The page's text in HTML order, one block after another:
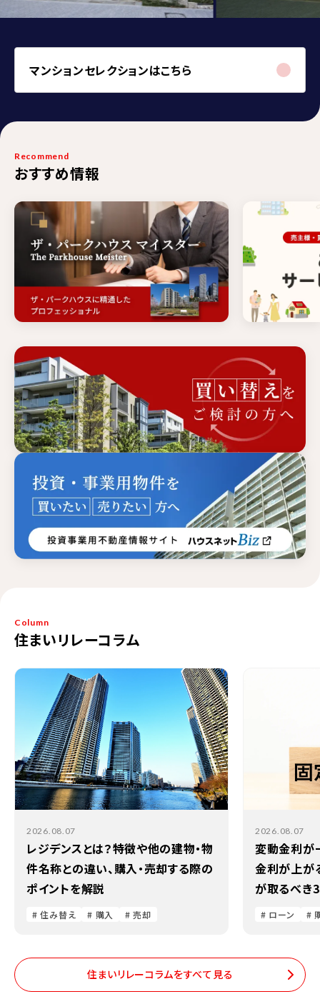
マンションセレクションはこちら
Recommend
おすすめ情報
Column
住まいリレーコラム
2026.08.07
レジデンスとは？特徴や他の建物・物
件名称との違い、購入・売却する際の
ポイントを解説
# 住み替え # 購入 # 売却
2026.08.07
変動金利が
金利が上が
が取るべき
# ローン #
住まいリレーコラムをすべて見る